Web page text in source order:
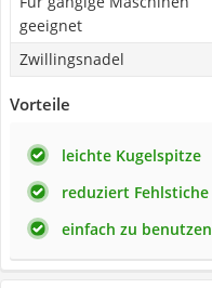
geeignet
Zwillingsnadel
Vorteile
leichte Kugelspitze
reduziert Fehlstiche
einfach zu benutzen